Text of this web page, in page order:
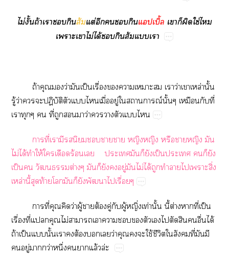
ไม่ั้ถ้​​​ส้ต่​​​​ิ้ ​​​​ใช่​​
​​ไม่​ได้​​​ส้​​
ถ้​​​ว่​​ป็​ื่​​​​​​ว่​​ล่​ั้​
ู้​ว่​​​ปิั​​​​ื่​ู่​​​ณ์​ั้​​​ี่​
​​​ี่​​​​ว่​​​​​
​ี่​​​​​​​​​​​​​​
ไม่​ได้​​ให้​​​ร้​ ​ ​​​​​ป็​​​​​
ป็​​​ต่​​​​​ู่​​ไม่​ได้​​​​​ิ่​
ล่​ี้​​ท้​​​​​​​ื่
​ี่​​​ว่​ู้​​ต้​ู่​​ู้ิ่ท่​ั้​ี้​ต่​​ี่​ป็​
ื่​ี่​​​ไม่​​​​​​​​​​​​ื่​ได้​
ถ้​ป็​​ั้​​​ต้​​​ว่​​​​ใช้​ี​​​ี่​​​
​ู่​​ว่​ึ่​​​ล้​ล่